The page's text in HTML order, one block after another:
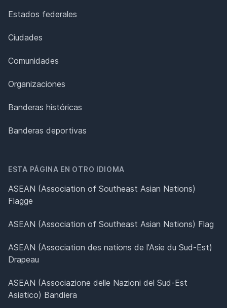
Estados federales
Ciudades
Comunidades
Organizaciones
Banderas históricas
Banderas deportivas
ESTA PÁGINA EN OTRO IDIOMA
ASEAN (Association of Southeast Asian Nations)
Flagge
ASEAN (Association of Southeast Asian Nations) Flag
ASEAN (Association des nations de l'Asie du Sud-Est)
Drapeau
ASEAN (Associazione delle Nazioni del Sud-Est
Asiatico) Bandiera